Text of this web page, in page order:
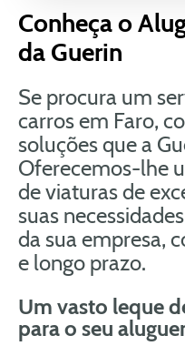
Conheça o
da Guerin
Se procura um
carros em Faro,
soluções que a
Oferecemos-lhe
de viaturas de
suas
da sua empresa,
e longo prazo.
Um vasto leque
para o seu